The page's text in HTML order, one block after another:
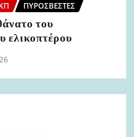
ΠΥΡΟΣΒΈΣΤΕΣ
του
ελικοπτέρου